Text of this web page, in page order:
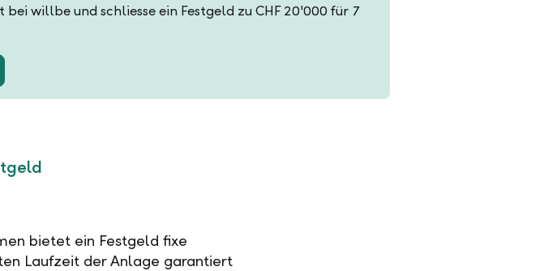
bei willbe und schliesse ein Festgeld zu CHF 20'000 für 7
bietet ein Festgeld fixe
Laufzeit der Anlage garantiert